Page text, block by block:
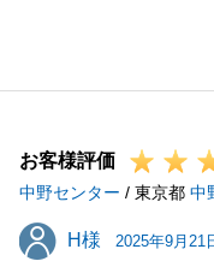
無事にご決済まで
協力いただけたお
にご連絡頂けます
今後とも東急リバ
いたします。
お客様評価
中野センター / 東京都 中
H様
H様 2025年9月21